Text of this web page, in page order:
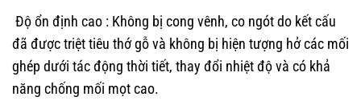
Độ ổn định cao : Không bị cong vênh, co ngót do kết cấu
đã được triệt tiêu thớ gỗ và không bị hiện tượng hở các mối
ghép dưới tác động thời tiết, thay đổi nhiệt độ và có khả
năng chống mối mọt cao.